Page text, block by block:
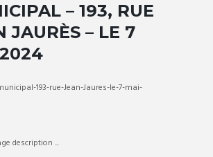
– 193, RUE
JAURÈS – LE 7
description ...